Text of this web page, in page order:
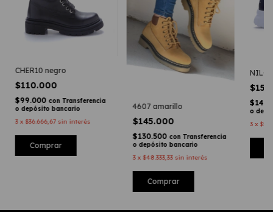
CHER10 negro
$110.000
$99.000 con Transferencia
o depósito bancario
3 x$36.666,67 sin interés
Comprar
4607 amarillo
$145.000
$130.500 con Transferencia
o depósito bancario
3 x$48.333,33 sin interés
Comprar
NILO
o
3 x